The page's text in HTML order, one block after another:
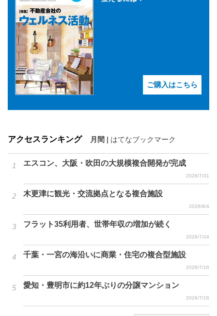
ご購入はこちら
アクセスランキング 月間 はてなブックマーク
エスコン、大阪・吹田の大規模複合開発が完成
2026/7/31
木更津に観光・交流拠点となる複合施設
2026/8/4
フラット35利用者、世帯年収の増加が続く
2026/7/24
千葉・一宮の海沿いに商業・住宅の複合型施設
2026/7/16
愛知・豊明市に約12年ぶりの分譲マンション
2026/7/16